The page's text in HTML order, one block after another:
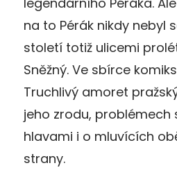
na to Pérák nikdy nebyl
století totiž ulicemi
Sněžný. Ve sbírce
Truchlivý amoret
jeho zrodu, problémech
hlavami i o mluvících
strany.